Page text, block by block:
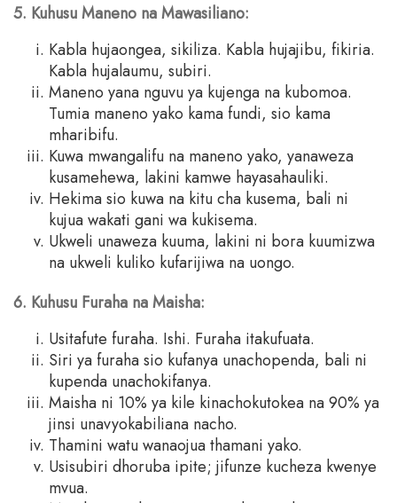
5. Kuhusu Maneno na Mawasiliano:
Kabla hujaongea, sikiliza. Kabla hujajibu, fikiria.
Kabla hujalaumu, subiri.
Maneno yana nguvu ya kujenga na kubomoa.
Tumia maneno yako kama fundi, sio kama
mharibifu.
Kuwa mwangalifu na maneno yako, yanaweza
kusamehewa, lakini kamwe hayasahauliki.
Hekima sio kuwa na kitu cha kusema, bali ni
kujua wakati gani wa kukisema.
Ukweli unaweza kuuma, lakini ni bora kuumizwa
na ukweli kuliko kufarijiwa na uongo.
6. Kuhusu Furaha na Maisha:
Usitafute furaha. Ishi. Furaha itakufuata.
Siri ya furaha sio kufanya unachopenda, bali ni
kupenda unachokifanya.
Maisha ni 10% ya kile kinachokutokea na 90% ya
jinsi unavyokabiliana nacho.
Thamini watu wanaojua thamani yako.
Usisubiri dhoruba ipite; jifunze kucheza kwenye
mvua.